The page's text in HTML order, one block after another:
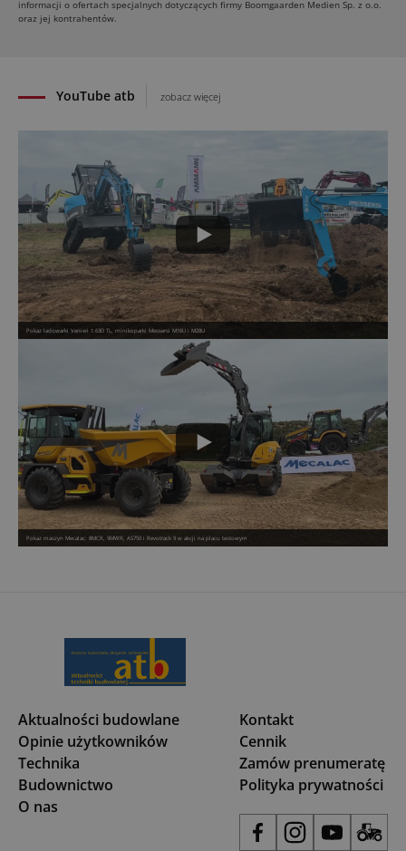
HIMOINSA na IRE Maastricht: mobilna energia dla
YouTube atb zobacz więcej
Pokaz ładowarki Venieri 1.63D TL, minikoparki Messersi M16U i M28U
Pokaz maszyn Mecalac: 8MCR, 9MWR, AS750 i Revotrack 9 w akcji na placu testowym
informacji o ofertach specjalnych dotyczących firmy Boomgaarden Medien Sp. z o.o.
oraz jej kontrahentów.
Aktualności budowlane
Opinie użytkowników
Technika
Budownictwo
O nas
Kontakt
Cennik
Zamów prenumeratę
Polityka prywatności